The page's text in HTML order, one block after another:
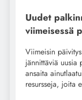
Uudet
viimeisessä
Viimeisin
jännittäviä uusia
ansaita
resursseja, joita